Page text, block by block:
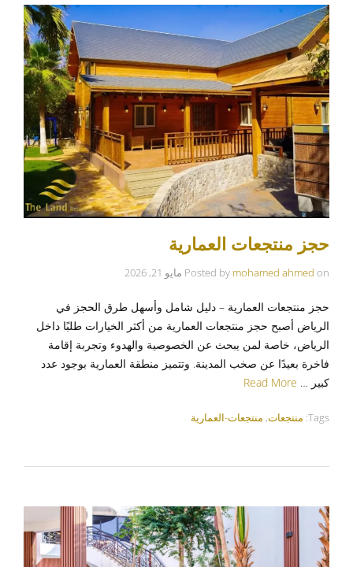
حجز منتجعات العمارية
Posted by mohamed ahmed on مايو 21, 2026
حجز منتجعات العمارية – دليل شامل وأسهل طرق الحجز في
الرياض أصبح حجز منتجعات العمارية من أكثر الخيارات طلبًا داخل
الرياض، خاصة لمن يبحث عن الخصوصية والهدوء وتجربة إقامة
فاخرة بعيدًا عن صخب المدينة. وتتميز منطقة العمارية بوجود عدد
كبير … Read More
Tags: منتجعات, منتجعات-العمارية